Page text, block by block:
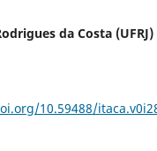
da Costa (UFRJ)
10.59488/